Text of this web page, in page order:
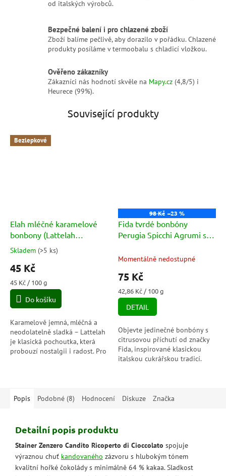
od italských výrobců.
Bezpečné balení i pro chlazené zboží
Zboží balíme pečlivě, aby dorazilo v pořádku. Chlazené
produkty posíláme v termoobalu s chladicí vložkou.
Ověřeno zákazníky
Zákazníci nás hodnotí skvěle na Mapy.cz (4,8/5) i
Heurece (99%).
Související produkty
Bezlepkové
Elah mléčné karamelové
bonbony (Lattelah
Caramelle) 100g
Průměrné
produktu
je
5,0
5
hvězdiček.
Skladem (>5 ks)
45 Kč
Měrná
cena:
45 Kč / 100 g
Do košíku
Karamelově jemná, mléčná a
neodolatelně sladká – Lattelah
je klasická pochoutka, která
probouzí nostalgii i radost. Pro
98 Kč –23 %
Fida tvrdé bonbóny
Perugia Spicchi Agrumi s
Momentálně nedostupné
75 Kč
Měrná
cena:
42,86 Kč / 100 g
DETAIL
Objevte jedinečné bonbóny s
citrusovou příchutí od značky
Fida, inspirované klasickou
italskou cukrářskou tradicí.
Popis
Podobné (8) Hodnocení Diskuze Značka
Detailní popis produktu
Stainer Zenzero Candito Ricoperto di Cioccolato spojuje
výraznou chuť kandovaného zázvoru s hlubokým tónem
kvalitní hořké čokolády s minimálně 64 % kakaa. Sladkost